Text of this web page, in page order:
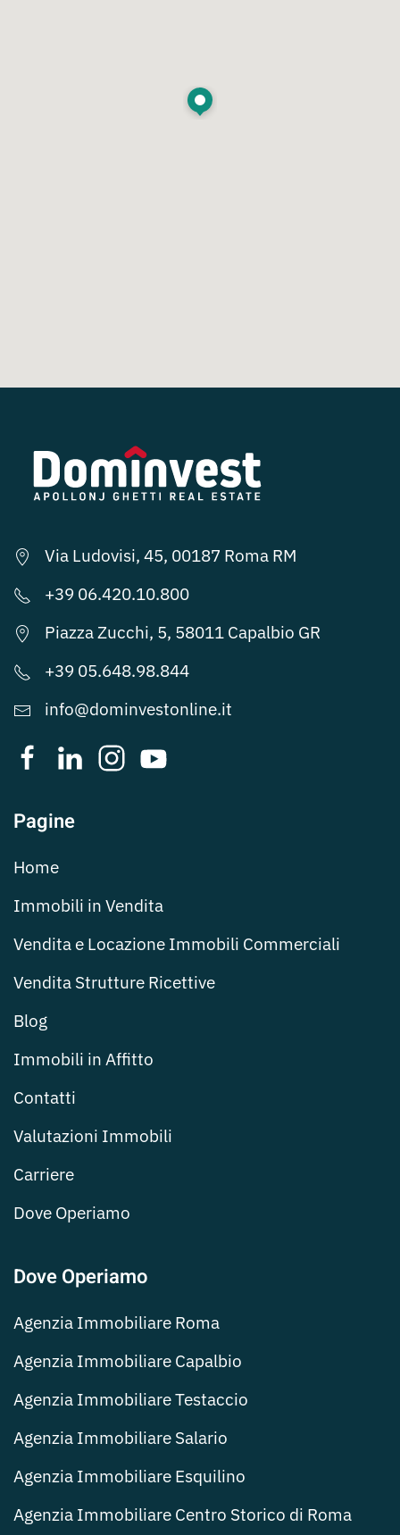
Via Ludovisi, 45, 00187 Roma RM
+39 06.420.10.800
Piazza Zucchi, 5, 58011 Capalbio GR
+39 05.648.98.844
info@dominvestonline.it
Pagine
Home
Immobili in Vendita
Vendita e Locazione Immobili Commerciali
Vendita Strutture Ricettive
Blog
Immobili in Affitto
Contatti
Valutazioni Immobili
Carriere
Dove Operiamo
Dove Operiamo
Agenzia Immobiliare Roma
Agenzia Immobiliare Capalbio
Agenzia Immobiliare Testaccio
Agenzia Immobiliare Salario
Agenzia Immobiliare Esquilino
Agenzia Immobiliare Centro Storico di Roma